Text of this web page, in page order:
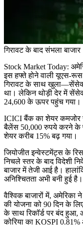
गिरावट के बाद संभला बाजार
Stock Market Today:
इस हफ्ते होने वाली यूएस-रूस
गिरावट के साथ
था। लेकिन थोड़ी देर में
24,600 के ऊपर पहुंच गया।
ICICI बैंक का शेयर कमजोर
बैलेंस 50,000 रुपये करने के
शेयर करीब 15% बढ़ गया।
जियोजीत इन्वेस्टमेंट्स के
निचले स्तर के बाद विदेशी
बाजार में तेजी आई है।
अनिश्चितता अभी बनी हुई है।
वैश्विक बाजारों में, अमेरिका
की योजना को 90 दिन के
के साथ रिकॉर्ड पर बंद
कोरिया का KOSPI